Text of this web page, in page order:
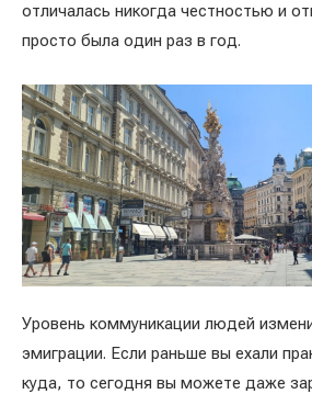
отличалась никогда честностью и
просто была один раз в год.
Уровень коммуникации людей
эмиграции. Если раньше вы ехали
куда, то сегодня вы можете даже